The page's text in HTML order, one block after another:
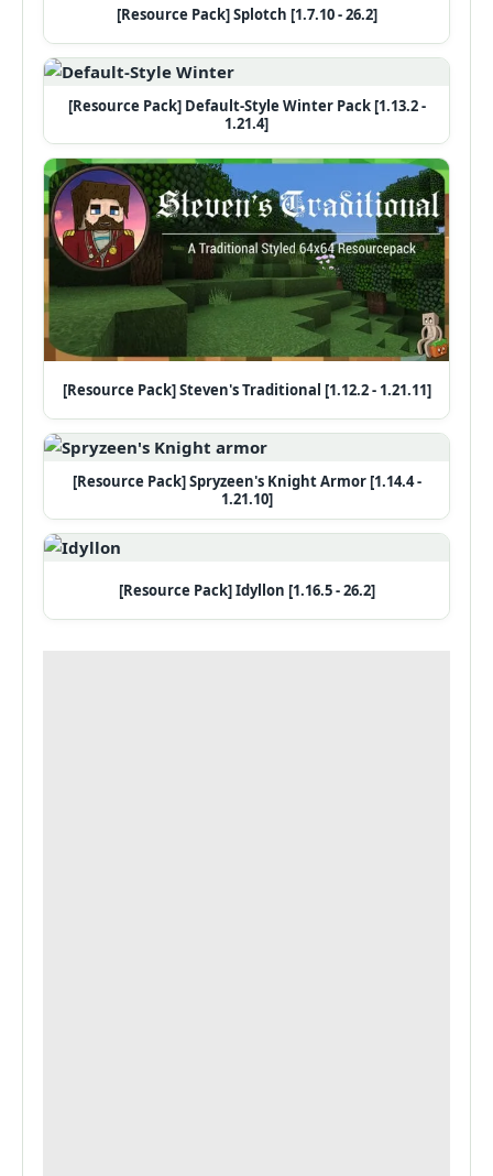
[Resource Pack] Splotch [1.7.10 - 26.2]
[Resource Pack] Default-Style Winter Pack [1.13.2 -
1.21.4]
[Resource Pack] Steven's Traditional [1.12.2 - 1.21.11]
[Resource Pack] Spryzeen's Knight Armor [1.14.4 -
1.21.10]
[Resource Pack] Idyllon [1.16.5 - 26.2]